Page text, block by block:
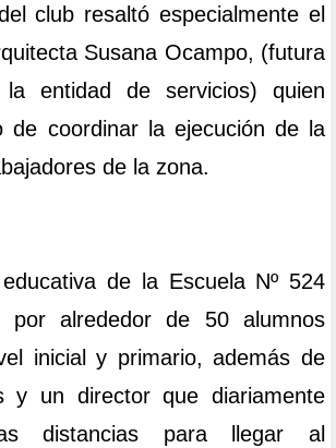
club resaltó especialmente el
Susana Ocampo, (futura
la entidad de servicios) quien
de coordinar la ejecución de la
de la zona.
de la Escuela Nº 524
por alrededor de 50 alumnos
inicial y primario, además de
y un director que diariamente
distancias para llegar al